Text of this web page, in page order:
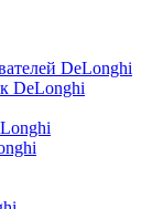
DeLonghi
DeLonghi